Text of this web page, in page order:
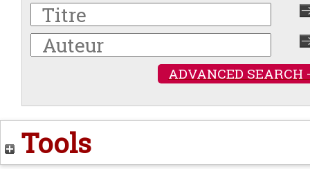
ADVANCED SEARCH
Tools